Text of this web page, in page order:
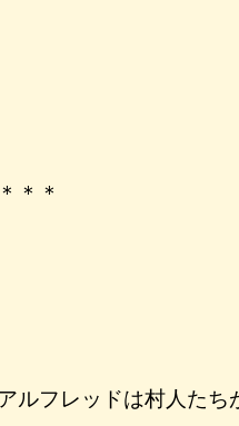
＊＊
ルフレッドは村人たち